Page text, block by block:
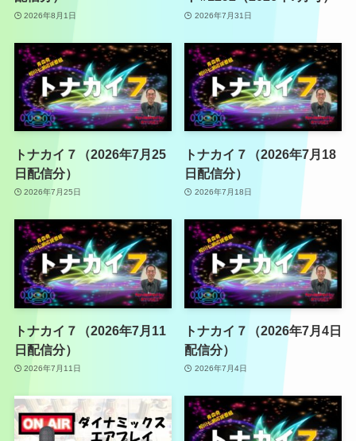
2026年8月1日 2026年7月31日
トナカイ７（2026年7月25
日配信分）
2026年7月25日
トナカイ７（2026年7月18
日配信分）
2026年7月18日
トナカイ７（2026年7月11
日配信分）
2026年7月11日
トナカイ７（2026年7月4日
配信分）
2026年7月4日